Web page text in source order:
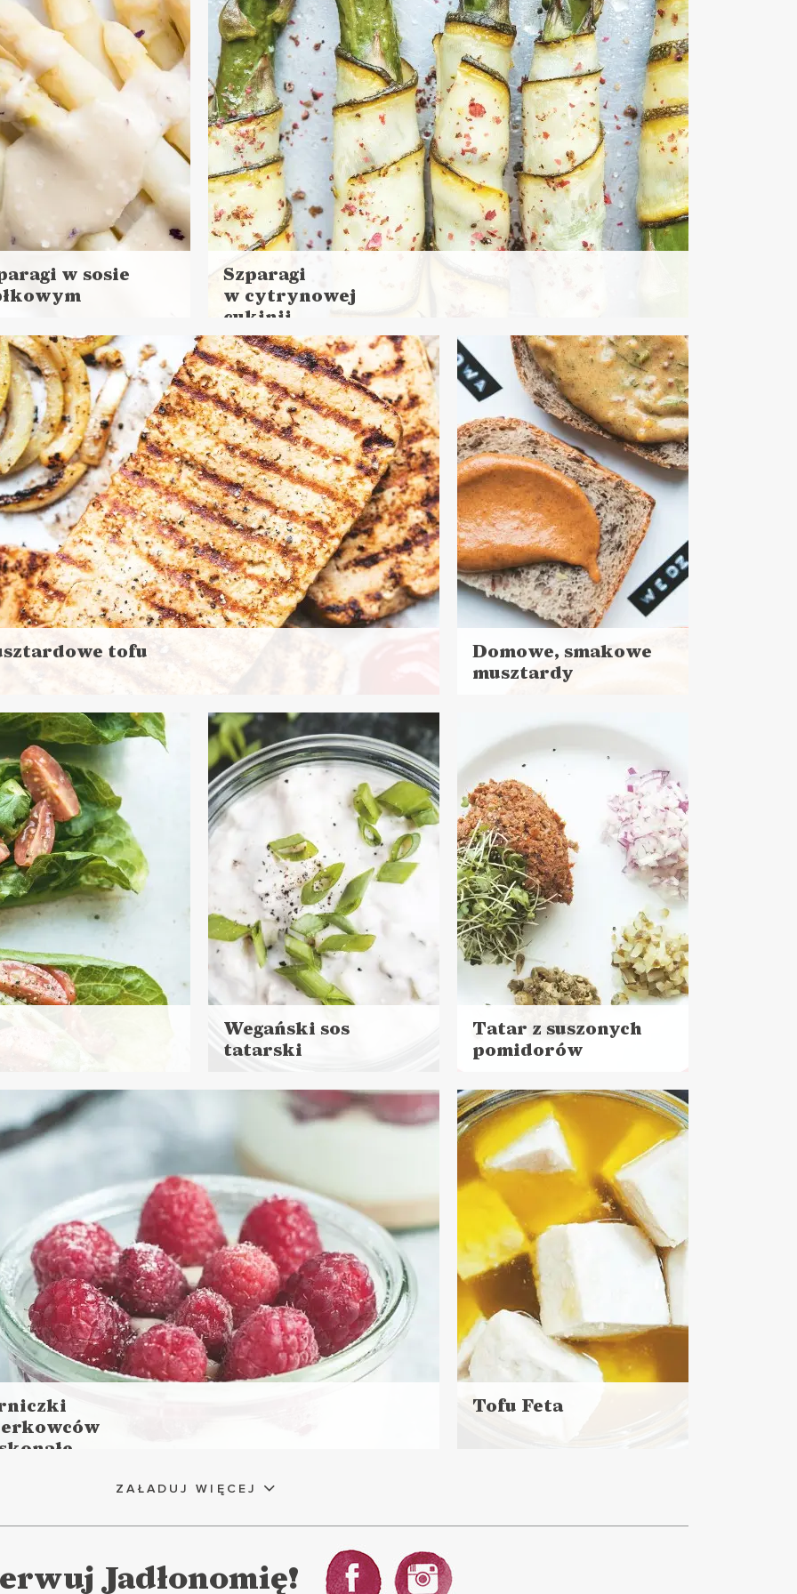
DO PRACY PRZYSTAWKI
DLA OCHŁODY ?
?
LUNCHE DO PRACY
PRZYSTAWKI
DLA OCHŁODY ?
MAJÓWKA ?
w sosie
przygotowania:
minut
GŁÓWNE
DO PRACY
MAJÓWKA ?
Szparagi
w cytrynowej
cukinii
Czytaj
więcej
Czas przygotowania: do 30 minut
DANIA GŁÓWNE LUNCHE DO PRACY
PRZYSTAWKI
MAJÓWKA ?
tofu
przygotowania: do 30 minut
GŁÓWNE LUNCHE DO PRACY
PRZYSTAWKI
?
Domowe, smakowe
musztardy
Czas przygotowania:
do 30 minut
SOSY I DODATKI
MAJÓWKA ?
Wegański sos
tatarski
więcej
Czas przygotowania:
do 30 minut
SOSY I DODATKI
MAJÓWKA ?
Tatar z suszonych
pomidorów
więcej
Czas przygotowania:
do 30 minut
LUNCHE DO PRACY
PRZYSTAWKI
MAJÓWKA ?
SYLWESTER ?
WALENTYNKI ?
przygotowania: 40 minut + 6 h 30 minut chłodzenia
Tofu Feta
ZAŁADUJ WIĘCEJ
Jadłonomię!